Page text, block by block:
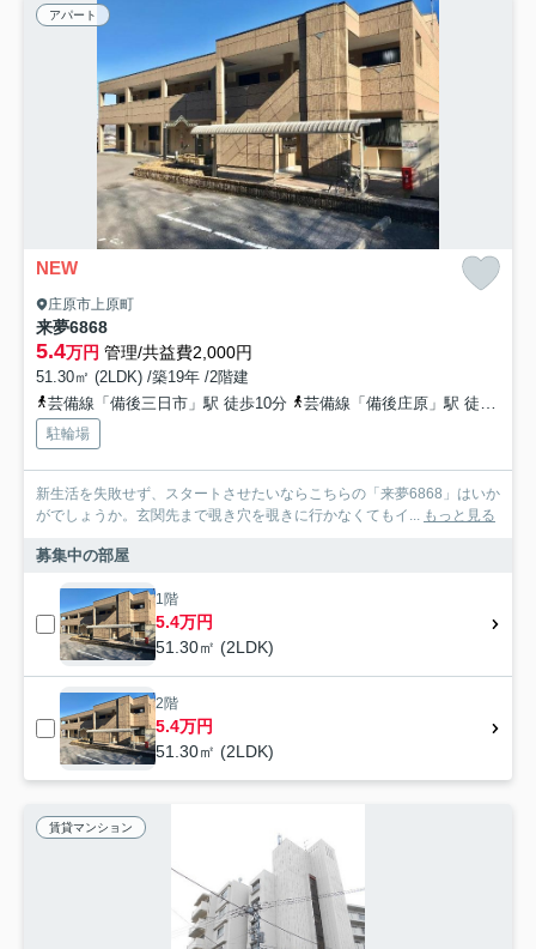
アパート
NEW
庄原市上原町
来夢6868
5.4万円 管理/共益費2,000円
51.30㎡ (2LDK) /築19年 /2階建
芸備線「備後三日市」駅 徒歩10分
芸備線「備後庄原」駅 徒歩21分
駐輪場
新生活を失敗せず、スタートさせたいならこちらの「来夢6868」はいか
がでしょうか。玄関先まで覗き穴を覗きに行かなくてもイ... もっと見る
募集中の部屋
1階
5.4万円
51.30㎡ (2LDK)
2階
5.4万円
51.30㎡ (2LDK)
賃貸マンション